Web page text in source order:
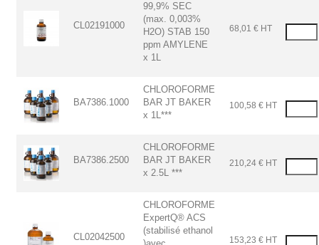
CL02191000
99,9% SEC
(max. 0,003%
H2O) STAB 150
ppm AMYLENE
x 1L
68,01 € HT
BA7386.1000
CHLOROFORME
BAR JT BAKER
x 1L***
100,58 € HT
BA7386.2500
CHLOROFORME
BAR JT BAKER
x 2.5L ***
210,24 € HT
CL02042500
CHLOROFORME
ExpertQ® ACS
(stabilisé ethanol
153,23 € HT